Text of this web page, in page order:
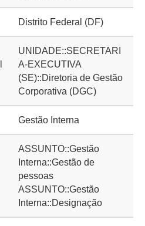
Distrito Federal (DF)
UNIDADE::SECRETARI
A-EXECUTIVA
(SE)::Diretoria de Gestão
Corporativa (DGC)
Gestão Interna
ASSUNTO::Gestão
Interna::Gestão de
pessoas
ASSUNTO::Gestão
Interna::Designação